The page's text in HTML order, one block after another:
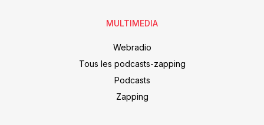
MULTIMEDIA
Webradio
Tous les podcasts-zapping
Podcasts
Zapping